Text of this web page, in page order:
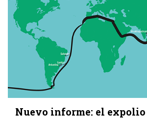
Nuevo informe: el